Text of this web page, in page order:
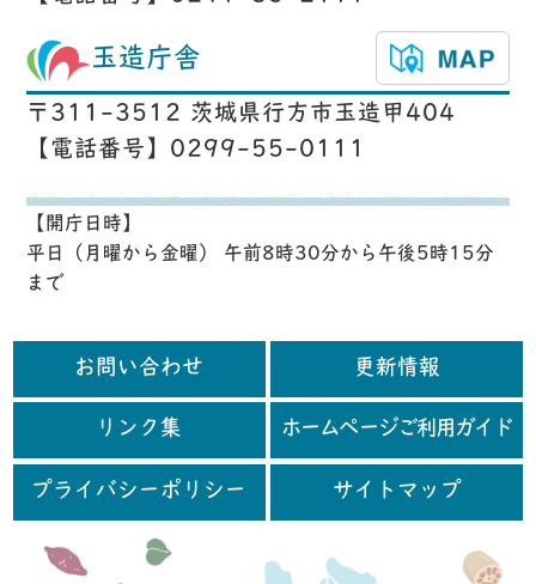
玉造庁舎
〒311-3512 茨城県行方市玉造甲404
【電話番号】0299-55-0111
【開庁日時】
平日（月曜から金曜） 午前8時30分から午後5時15分
まで
お問い合わせ 更新情報
リンク集 ホームページご利用ガイド
プライバシーポリシー サイトマップ